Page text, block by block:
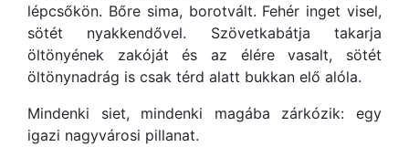
lépcsőkön. Bőre sima, borotvált. Fehér inget visel,
sötét nyakkendővel. Szövetkabátja takarja
öltönyének zakóját és az élére vasalt, sötét
öltönynadrág is csak térd alatt bukkan elő alóla.
Mindenki siet, mindenki magába zárkózik: egy
igazi nagyvárosi pillanat.